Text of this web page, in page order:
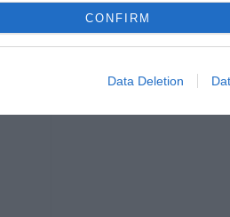
CONFIRM
Data Deletion